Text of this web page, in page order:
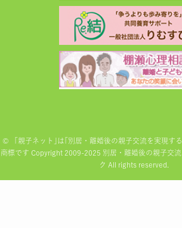
© 「親子ネット｣は｢別居・離婚後の親子交流を実現す
商標です Copyright 2009-2025 別居・離婚後の親子交
ク All rights reserved.